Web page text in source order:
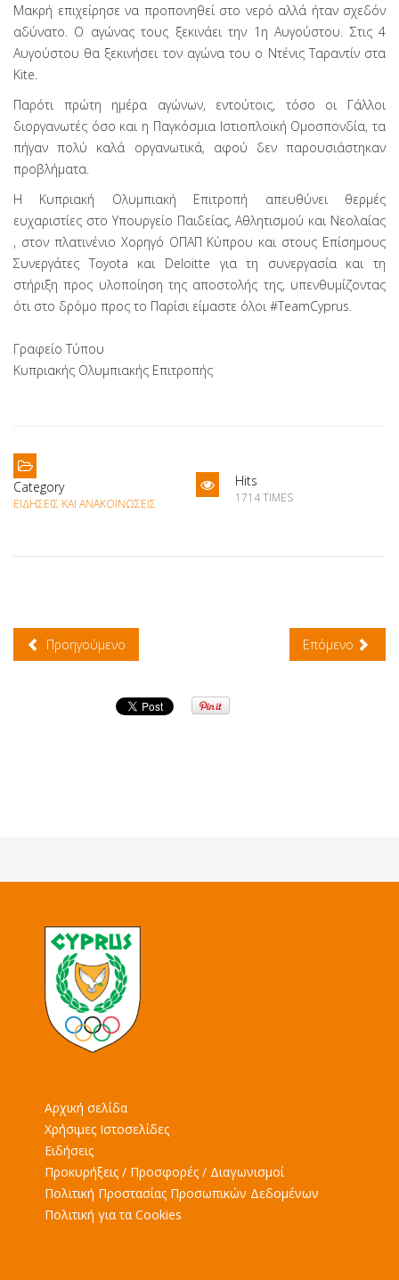
Μακρή επιχείρησε να προπονηθεί στο νερό αλλά ήταν σχεδόν
αδύνατο. Ο αγώνας τους ξεκινάει την 1η Αυγούστου. Στις 4
Αυγούστου θα ξεκινήσει τον αγώνα του ο Ντένις Ταραντίν στα
Kite.
Παρότι πρώτη ημέρα αγώνων, εντούτοις, τόσο οι Γάλλοι
διοργανωτές όσο και η Παγκόσμια Ιστιοπλοϊκή Ομοσπονδία, τα
πήγαν πολύ καλά οργανωτικά, αφού δεν παρουσιάστηκαν
προβλήματα.
Η Κυπριακή Ολυμπιακή Επιτροπή απευθύνει θερμές
ευχαριστίες στο Υπουργείο Παιδείας, Αθλητισμού και Νεολαίας
, στον πλατινένιο Χορηγό ΟΠΑΠ Κύπρου και στους Επίσημους
Συνεργάτες Toyota και Deloitte για τη συνεργασία και τη
στήριξη προς υλοποίηση της αποστολής της, υπενθυμίζοντας
ότι στο δρόμο προς το Παρίσι είμαστε όλοι #TeamCyprus.
Γραφείο Τύπου
Κυπριακής Ολυμπιακής Επιτροπής
Category
ΕΙΔΉΣΕΙΣ ΚΑΙ ΑΝΑΚΟΙΝΏΣΕΙΣ
Hits
1714 TIMES
Προηγούμενο Επόμενο
Αρχική σελίδα
Χρήσιμες Ιστοσελίδες
Ειδήσεις
Προκυρήξεις / Προσφορές / Διαγωνισμοί
Πολιτική Προστασίας Προσωπικών Δεδομένων
Πολιτική για τα Cookies